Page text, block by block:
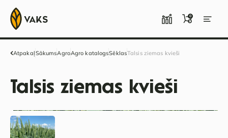
0
AtpakaļSākumsAgroAgro katalogsSēklasTalsis ziemas kvieši
Talsis ziemas kvieši